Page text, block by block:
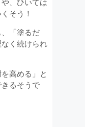
そう！
「塗るだ
く続けられ
高める」と
るそうで